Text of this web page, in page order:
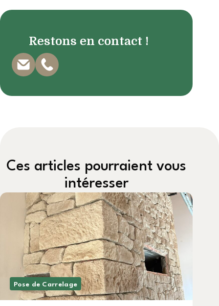
Restons en contact !
Ces articles pourraient vous
intéresser
Pose de Carrelage